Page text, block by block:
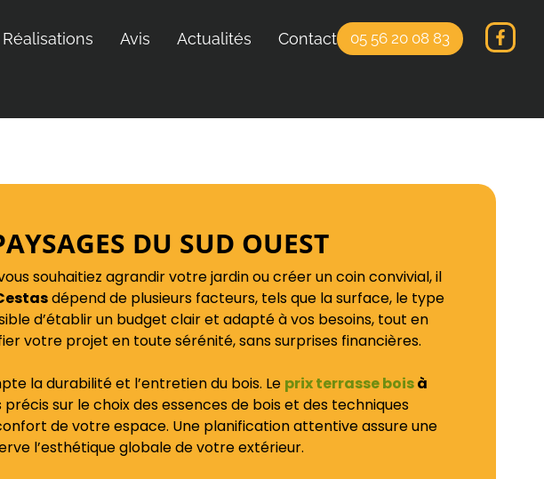
Réalisations Avis Actualités Contact 05 56 20 08 83
DU SUD OUEST
souhaitiez agrandir votre jardin ou créer un coin convivial, il
dépend de plusieurs facteurs, tels que la surface, le type
d’établir un budget clair et adapté à vos besoins, tout en
votre projet en toute sérénité, sans surprises financières.
la durabilité et l’entretien du bois. Le prix terrasse boisà
sur le choix des essences de bois et des techniques
de votre espace. Une planification attentive assure une
l’esthétique globale de votre extérieur.